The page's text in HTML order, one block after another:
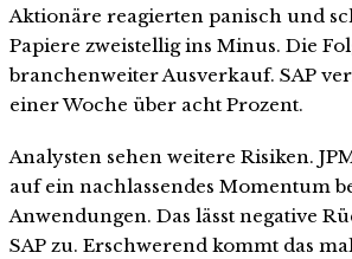
Aktionäre reagierten panisch und
Papiere zweistellig ins Minus. Die
branchenweiter Ausverkauf. SAP
einer Woche über acht Prozent.
Analysten sehen weitere Risiken.
auf ein nachlassendes Momentum
Anwendungen. Das lässt negative
SAP zu. Erschwerend kommt das